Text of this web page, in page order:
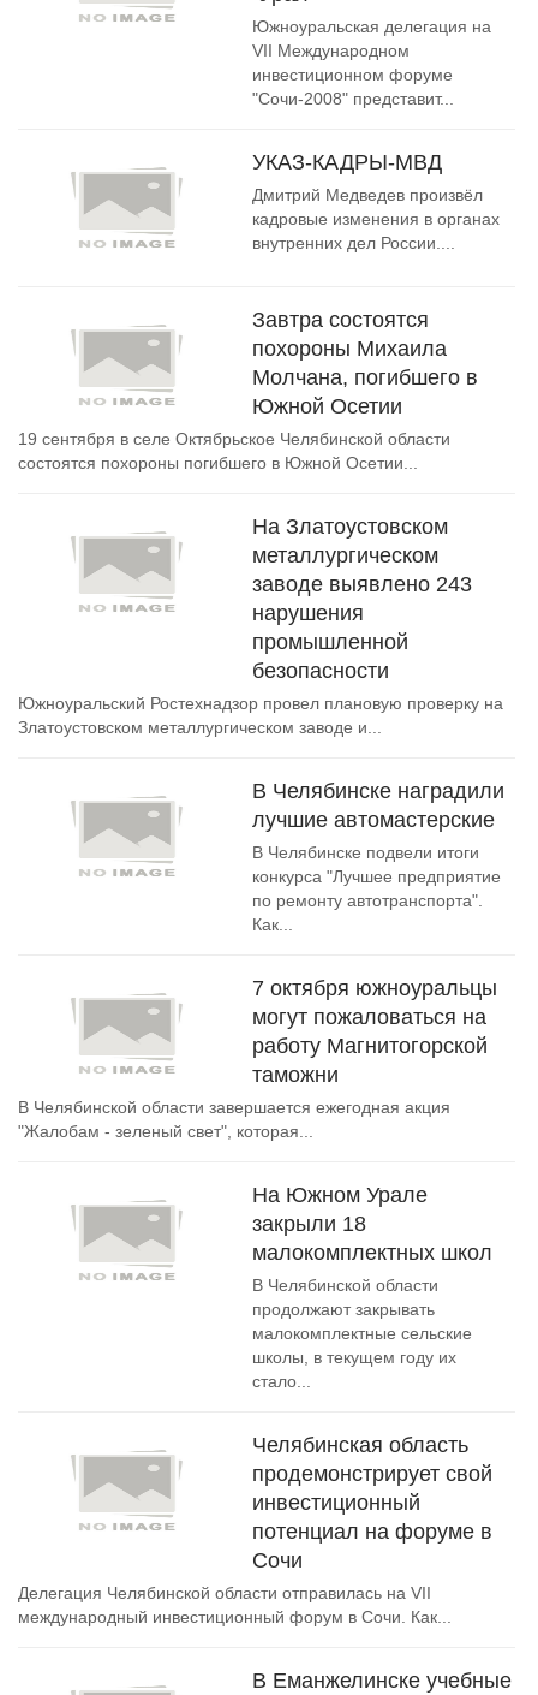
Южноуральская делегация на
VII Международном
инвестиционном форуме
"Сочи-2008" представит...
УКАЗ-КАДРЫ-МВД
Дмитрий Медведев произвёл
кадровые изменения в органах
внутренних дел России....
Завтра состоятся
похороны Михаила
Молчана, погибшего в
Южной Осетии
19 сентября в селе Октябрьское Челябинской области
состоятся похороны погибшего в Южной Осетии...
На Златоустовском
металлургическом
заводе выявлено 243
нарушения
промышленной
безопасности
Южноуральский Ростехнадзор провел плановую проверку на
Златоустовском металлургическом заводе и...
В Челябинске наградили
лучшие автомастерские
В Челябинске подвели итоги
конкурса "Лучшее предприятие
по ремонту автотранспорта".
Как...
7 октября южноуральцы
могут пожаловаться на
работу Магнитогорской
таможни
В Челябинской области завершается ежегодная акция
"Жалобам - зеленый свет", которая...
На Южном Урале
закрыли 18
малокомплектных школ
В Челябинской области
продолжают закрывать
малокомплектные сельские
школы, в текущем году их
стало...
Челябинская область
продемонстрирует свой
инвестиционный
потенциал на форуме в
Сочи
Делегация Челябинской области отправилась на VII
международный инвестиционный форум в Сочи. Как...
В Еманжелинске учебные